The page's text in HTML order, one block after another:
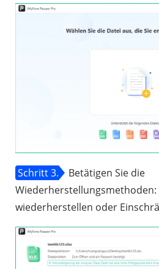
Schritt 3.
Betätigen Sie die
Wiederherstellungsmethoden:
wiederherstellen oder